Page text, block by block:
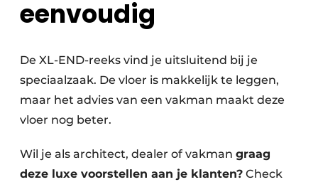
eenvoudig
De XL-END-reeks vind je uitsluitend bij je
speciaalzaak. De vloer is makkelijk te leggen,
maar het advies van een vakman maakt deze
vloer nog beter.
Wil je als architect, dealer of vakman graag
deze luxe voorstellen aan je klanten? Check